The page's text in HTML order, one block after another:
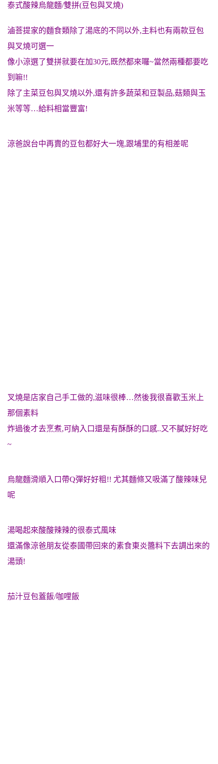
泰式酸辣烏龍麵/雙拼(豆包與叉燒)
滷菩提家的麵食類除了湯底的不同以外,主料也有兩款豆包
與叉燒可選一
像小涼選了雙拼就要在加30元,既然都來囉~當然兩種都要吃
到嘛!!
除了主菜豆包與叉燒以外,還有許多蔬菜和豆製品,菇類與玉
米等等…給料相當豐富!
涼爸說台中再賣的豆包都好大一塊,跟埔里的有相差呢
叉燒是店家自己手工做的,滋味很棒…然後我很喜歡玉米上
那個素料
炸過後才去烹煮,可納入口還是有酥酥的口感..又不膩好好吃
~
烏龍麵滑順入口帶Q彈好好粗!! 尤其麵條又吸滿了酸辣味兒
呢
湯喝起來酸酸辣辣的很泰式風味
還滿像涼爸朋友從泰國帶回來的素食東炎醬料下去調出來的
湯頭!
茄汁豆包蓋飯/咖哩飯